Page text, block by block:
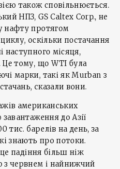
також сповільнюється.
НПЗ, GS Caltex Corp., не
нафту протягом
оскільки постачання
наступного місяця,
Це тому, що WTI була
марки, такі як Murban з
сказали вони.
американських
до Азії
тис. барелів на день, за
знають про потоки.
падіння більш ніж
з червнем і найнижчий